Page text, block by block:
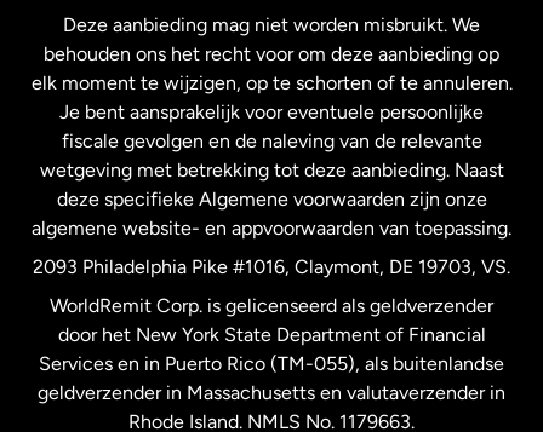
Nieuw-Zeeland
Spanje
Verenigd Koninkrijk
Verenigde Staten English
Verenigde Staten Español
Zweden
Deze aanbieding mag niet worden misbruikt. We
behouden ons het recht voor om deze aanbieding op
elk moment te wijzigen, op te schorten of te annuleren.
Je bent aansprakelijk voor eventuele persoonlijke
fiscale gevolgen en de naleving van de relevante
wetgeving met betrekking tot deze aanbieding. Naast
deze specifieke Algemene voorwaarden zijn onze
algemene website- en appvoorwaarden van toepassing.
2093 Philadelphia Pike #1016, Claymont, DE 19703, VS.
WorldRemit Corp. is gelicenseerd als geldverzender
door het New York State Department of Financial
Services en in Puerto Rico (TM-055), als buitenlandse
geldverzender in Massachusetts en valutaverzender in
Rhode Island. NMLS No. 1179663.